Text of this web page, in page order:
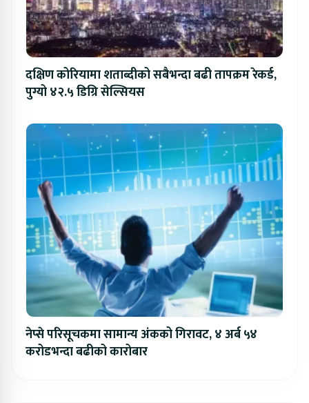
दक्षिण कोरियामा शताब्दीको सबैभन्दा बढी तापक्रम रेकर्ड,
पुग्यो ४२.५ डिग्रि सेल्सियस
नेप्से परिसूचकमा सामान्य अंकको गिरावट, ४ अर्ब ५४
करोडभन्दा बढीको कारोबार